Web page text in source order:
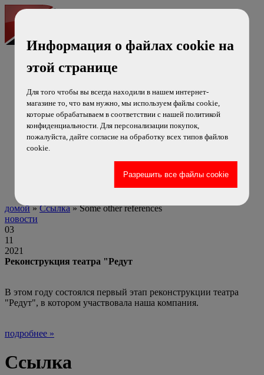
en
Новости
Продукты
Служба
Сертификат
Ссылка
домой»Ссылка» Some other references
новости
03
11
2021
Реконструкция театра "Редут
В этом году состоялся первый этап реконструкции театра
"Редут", в котором участвовала наша компания.
подробнее »
Ссылка
Информация о файлах cookie на
этой странице
Для того чтобы вы всегда находили в нашем интернет-
магазине то, что вам нужно, мы используем файлы cookie,
которые обрабатываем в соответствии с нашей политикой
конфиденциальности. Для персонализации покупок,
пожалуйста, дайте согласие на обработку всех типов файлов
cookie.